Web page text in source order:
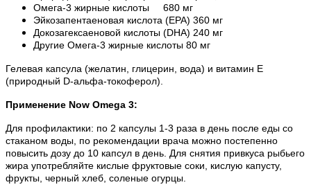
Омега-3 жирные кислоты 680 мг
Эйкозапентаеновая кислота (EPA) 360 мг
Докозагексаеновой кислоты (DHA) 240 мг
Другие Омега-3 жирные кислоты 80 мг
Гелевая капсула (желатин, глицерин, вода) и витамин Е
(природный D-альфа-токоферол).
Применение Now Omega 3:
Для профилактики: по 2 капсулы 1-3 раза в день после еды со
стаканом воды, по рекомендации врача можно постепенно
повысить дозу до 10 капсул в день. Для снятия привкуса рыбьего
жира употребляйте кислые фруктовые соки, кислую капусту,
фрукты, черный хлеб, соленые огурцы.